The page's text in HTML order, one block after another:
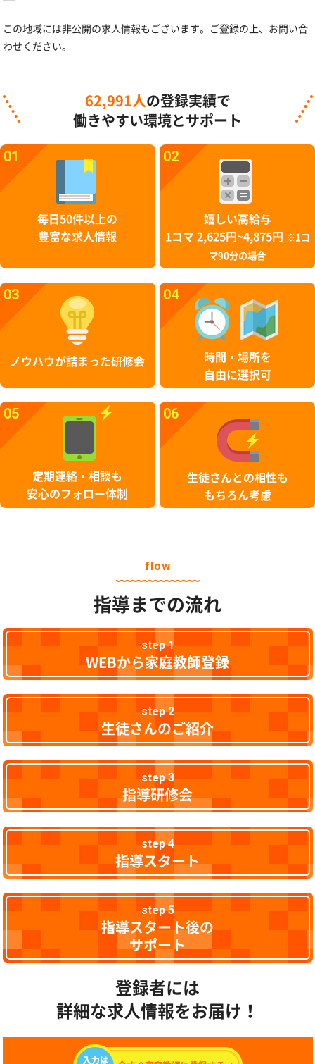
この地域には非公開の求人情報もございます。ご登録の上、お問い合
わせください。
62,991人 の登録実績で
働きやすい環境とサポート
01
毎日50件以上の
豊富な求人情報
02
嬉しい高給与
1コマ 2,625円~4,875円
※1コ
マ90分の場合
03
ノウハウが詰まった研修会
04
時間・場所を
自由に選択可
05
定期連絡・相談も
安心のフォロー体制
06
生徒さんとの相性も
もちろん考慮
flow
指導までの流れ
step 1
WEBから家庭教師登録
step 2
生徒さんのご紹介
step 3
指導研修会
step 4
指導スタート
step 5
指導スタート後の
サポート
登録者には
詳細な求人情報をお届け！